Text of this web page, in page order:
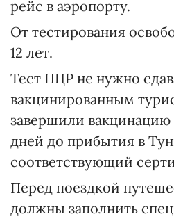
рейс в аэропорту.
От тестирования
12 лет.
Тест ПЦР не нужно
вакцинированным
завершили вакцинацию
дней до прибытия в
соответствующий
Перед поездкой
должны заполнить